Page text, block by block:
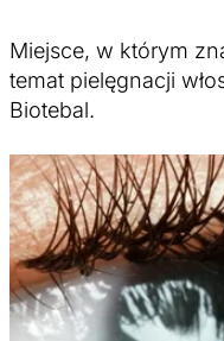
Miejsce, w którym
temat pielęgnacji
Biotebal.